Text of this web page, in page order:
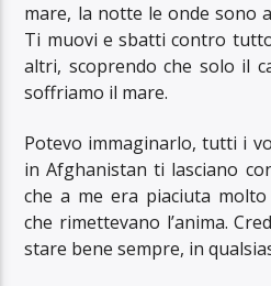
mare, la notte le onde sono
Ti muovi e sbatti contro
altri, scoprendo che solo il
soffriamo il mare.
Potevo immaginarlo, tutti i
in Afghanistan ti lasciano
che a me era piaciuta
che rimettevano l’anima.
stare bene sempre, in